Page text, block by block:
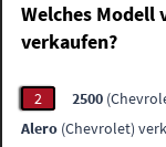
Welches Modell
verkaufen?
2 2500
Alero (Chevrolet)